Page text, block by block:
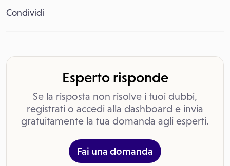
Condividi
Esperto risponde
Se la risposta non risolve i tuoi dubbi,
registrati o accedi alla dashboard e invia
gratuitamente la tua domanda agli esperti.
Fai una domanda